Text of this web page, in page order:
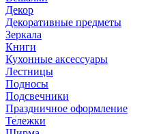
Декор
Декоративные предметы
Зеркала
Книги
Кухонные аксессуары
Лестницы
Подносы
Подсвечники
Праздничное оформление
Тележки